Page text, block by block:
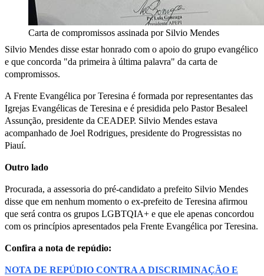
Carta de compromissos assinada por Silvio Mendes
Silvio Mendes disse estar honrado com o apoio do grupo evangélico
e que concorda "da primeira à última palavra" da carta de
compromissos.
A Frente Evangélica por Teresina é formada por representantes das
Igrejas Evangélicas de Teresina e é presidida pelo Pastor Besaleel
Assunção, presidente da CEADEP. Silvio Mendes estava
acompanhado de Joel Rodrigues, presidente do Progressistas no
Piauí.
Outro lado
Procurada, a assessoria do pré-candidato a prefeito Silvio Mendes
disse que em nenhum momento o ex-prefeito de Teresina afirmou
que será contra os grupos LGBTQIA+ e que ele apenas concordou
com os princípios apresentados pela Frente Evangélica por Teresina.
Confira a nota de repúdio:
NOTA DE REPÚDIO CONTRA A DISCRIMINAÇÃO E